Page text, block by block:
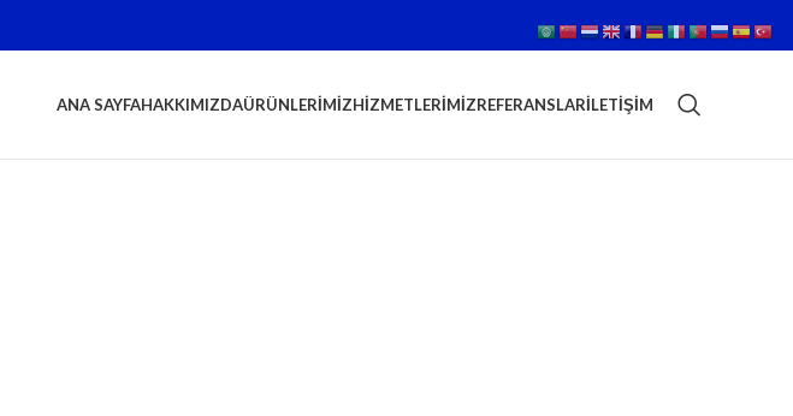
ANA SAYFAHAKKIMIZDAÜRÜNLERIMIZHIZMETLERIMIZREFERANSLARİLETIŞIM